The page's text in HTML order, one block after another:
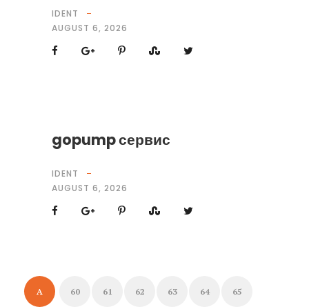
IDENT
AUGUST 6, 2026
gopump сервис
IDENT
AUGUST 6, 2026
A 60 61 62 63 64 65